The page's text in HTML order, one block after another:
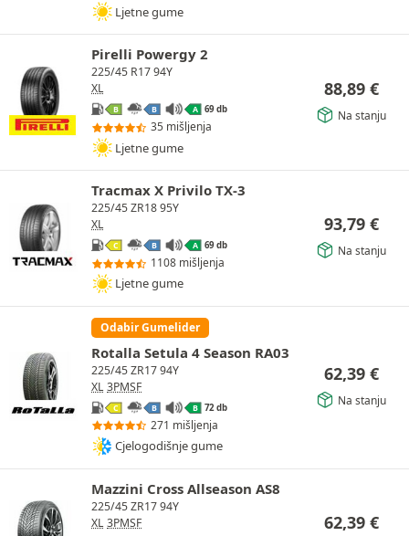
Ljetne gume
Pirelli Powergy 2
225/45 R17 94Y
XL
B B A 69 db
35 mišljenja
Ljetne gume
88,89 €
Na stanju
Tracmax X Privilo TX-3
225/45 ZR18 95Y
XL
C B A 69 db
1108 mišljenja
Ljetne gume
93,79 €
Na stanju
Odabir Gumelider
Rotalla Setula 4 Season RA03
225/45 ZR17 94Y
XL 3PMSF
C B B 72 db
271 mišljenja
Cjelogodišnje gume
62,39 €
Na stanju
Mazzini Cross Allseason AS8
225/45 ZR17 94Y
XL 3PMSF 62,39 €